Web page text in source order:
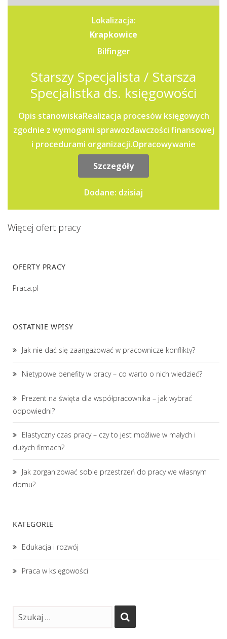
Lokalizacja:
Krapkowice
Bilfinger
Starszy Specjalista / Starsza
Specjalistka ds. księgowości
Opis stanowiskaRealizacja procesów księgowych
zgodnie z wymogami sprawozdawczości finansowej
i procedurami organizacji.Opracowywanie
raportów oraz analiz...
Szczegóły
Dodane: dzisiaj
Więcej ofert pracy
OFERTY PRACY
Praca.pl
OSTATNIE WPISY
Jak nie dać się zaangażować w pracownicze konflikty?
Nietypowe benefity w pracy – co warto o nich wiedzieć?
Prezent na święta dla współpracownika – jak wybrać
odpowiedni?
Elastyczny czas pracy – czy to jest możliwe w małych i
dużych firmach?
Jak zorganizować sobie przestrzeń do pracy we własnym
domu?
KATEGORIE
Edukacja i rozwój
Praca w księgowości